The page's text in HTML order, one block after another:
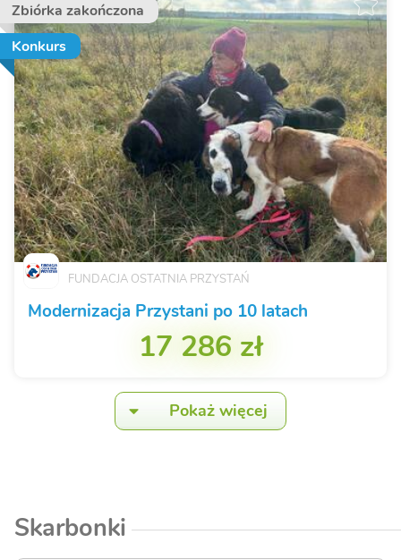
Zbiórka zakończona
Konkurs
FUNDACJA OSTATNIA PRZYSTAŃ
Modernizacja Przystani po 10 latach
17 286 zł
Pokaż więcej
Skarbonki